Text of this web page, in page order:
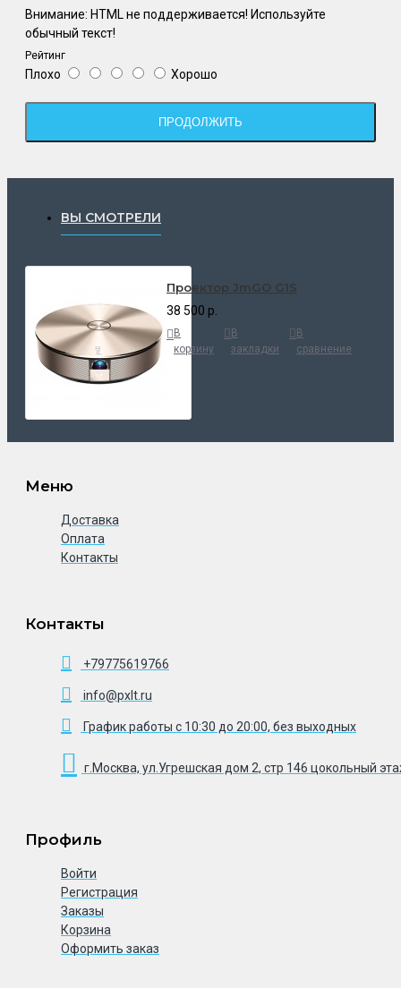
Внимание: HTML не поддерживается! Используйте
обычный текст!
Рейтинг
Плохо Хорошо
ПРОДОЛЖИТЬ
ВЫ СМОТРЕЛИ
Проектор JmGO G1S
38 500 р.
В
корзину
В
закладки
В
сравнение
Меню
Доставка
Оплата
Контакты
Контакты
+79775619766
info@pxlt.ru
График работы с 10:30 до 20:00, без выходных
г.Москва, ул.Угрешская дом 2, стр 146 цокольный
Профиль
Войти
Регистрация
Заказы
Корзина
Оформить заказ